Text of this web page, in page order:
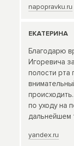
napopravku.ru
ЕКАТЕРИНА
Благодарю
Игоревича
полости рта
по уходу на
дальнейшем
yandex.ru